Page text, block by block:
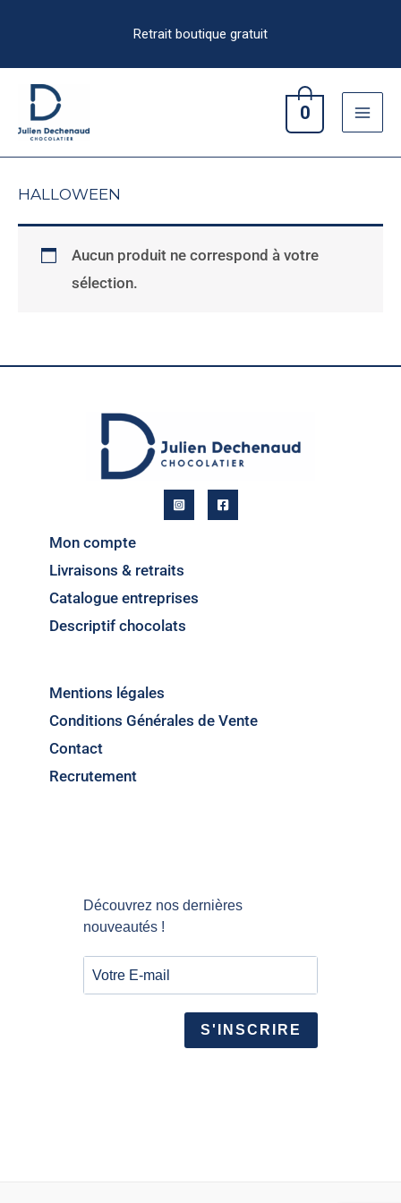
contenu
0
HALLOWEEN
Aucun produit ne correspond à votre
sélection.
Mon compte
Livraisons & retraits
Catalogue entreprises
Descriptif chocolats
Mentions légales
Conditions Générales de Vente
Contact
Recrutement
Découvrez nos dernières
nouveautés !
S'INSCRIRE